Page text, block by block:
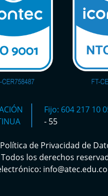
Fijo: 604 217 10
- 55
Política de Privacidad de
Todos los derechos
info@atec.edu.co